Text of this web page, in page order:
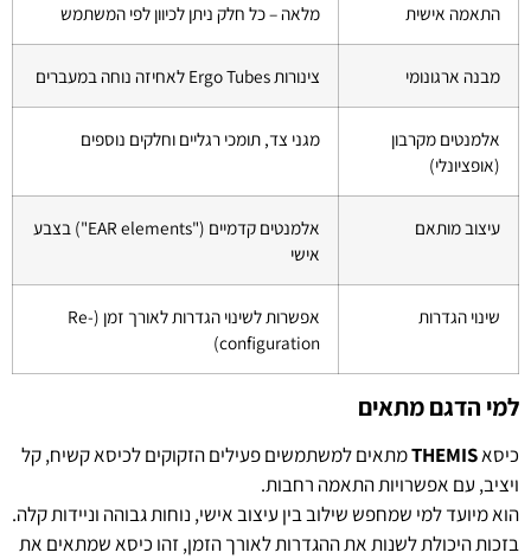
התאמה אישית מלאה – כל חלק ניתן לכיוון לפי המשתמש
מבנה ארגונומי צינורות Ergo Tubes לאחיזה נוחה במעברים
אלמנטים מקרבון
(אופציונלי)
מגני צד, תומכי רגליים וחלקים נוספים
עיצוב מותאם
אלמנטים קדמיים ("EAR elements") בצבע
אישי
שינוי הגדרות
אפשרות לשינוי הגדרות לאורך זמן (Re-
configuration)
למי הדגם מתאים
כיסאTHEMISמתאים למשתמשים פעילים הזקוקים לכיסא קשיח, קל
ויציב, עם אפשרויות התאמה רחבות.
הוא מיועד למי שמחפש שילוב בין עיצוב אישי, נוחות גבוהה וניידות קלה.
בזכות היכולת לשנות את ההגדרות לאורך הזמן, זהו כיסא שמתאים את